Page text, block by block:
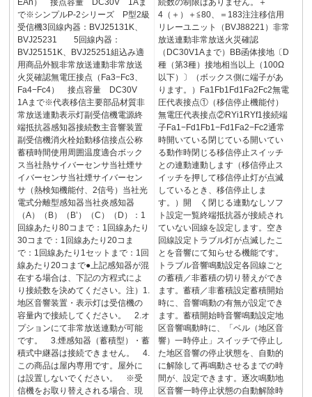
EAn） 接点容量 DC30V 1Aま
で※シンプルP‐2シリーズ P型2級
受信機3回線内器：BVJ25131K、
BVJ25231 5回線内器：
BVJ25151K、BVJ25251組込み適
用商品外観非常放送連動非常放送
火災確認無電圧接点（Fa3−Fc3、
Fa4−Fc4） 接点容量 DC30V
1Aまで※代表移信主要部品材質非
常放送連動表示灯副受信機電源終
端抵抗器感知器接続数主音響装置
副受信機消火栓始動移信接点公称
蓄積時間使用周囲温度適合ボック
ス当社熱サイバーセンサ当社煙サ
イバーセンサ当社煙サイバーセン
サ（熱検知機能付、2信号）当社光
電式分離型感知器当社炎感知器
（A）（B）（B’）（C）（D）：1
回線あたり80コまで：1回線あたり
30コまで：1回線あたり20コま
で：1回線あたり1セットまで：1回
線あたり20コまで●上記感知器が混
在する場合は、下記の方程式によ
り接続数を決めてください。注）1.
地区音響装置・表示灯は受信機の
容量内で接続してください。 2.オ
プションにて非常放送連動が可能
です。 3.煙感知器（蓄積型）・蓄
積式中継器は接続できません。 4.
この商品は屋内専用です。屋外に
は設置しないでください。 ※受
信機をお取り替えされる場合、現
続数の制限はありません。＋
4（＋）＋≦80、＝183注注移信用
リレーユニット（BVJ88221）非常
放送連動非常放送火災確認
（DC30V1Aまで）BB函体接地〔D
種（第3種）接地相当以上（100Ω
以下）〕（ボックス側に端子があ
ります。）Fa1Fb1Fd1Fa2Fc2無電
圧代表接点①（移信停止機能付）
無電圧代表接点②RYi1RYf1接続端
子Fa1−Fd1Fb1−Fd1Fa2−Fc2通常
時開いている閉じている開いてい
る動作時閉じる移信停止スイッチ
との連動連動します（移信停止ス
イッチを押して移信停止灯が点滅
しているとき、移信停止しま
す。）開 く閉じる連動なしソフ
ト設定一覧終端抵抗器が接続され
ていない回線を設定します。空き
回線設定トラブル灯が点滅したこ
とを音響にて知らせる機能です。
トラブル音響鳴動設定各回線ごと
の蓄積／非蓄積の切り替えができ
ます。蓄積／非蓄積設定蓄積開始
時に、音響鳴動の有無が設定でき
ます。蓄積開始時音響鳴動設定地
区音響鳴動時に、「ベル（地区音
響）一時停止」スイッチで停止し
た地区音響の停止状態を、自動的
に解除して再鳴動させるまでの時
間が、設定できます。逐次鳴動地
区音響一時停止状態の自動解除時